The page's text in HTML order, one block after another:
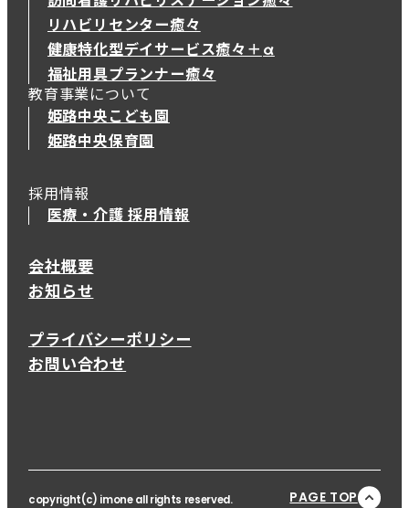
リハビリセンター癒々
健康特化型デイサービス癒々＋ α
健康特化型デイサービス癒々＋
福祉用具プランナー癒々
教育事業について
姫路中央こども園
姫路中央保育園
採用情報
医療・介護 採用情報
会社概要
お知らせ
プライバシーポリシー
お問い合わせ
copyright(c) imone all rights reserved. PAGE TOP